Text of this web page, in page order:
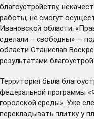
благоустройству,
работы, не смогут
Ивановской области.
сделали – свободны», –
области Станислав
результатами
Территория была
федеральной программы
городской среды». Уже
перекладывать плитку у